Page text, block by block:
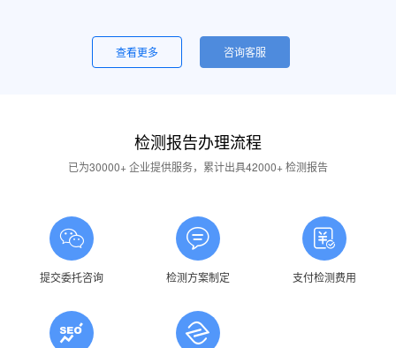
一般是润滑油质量问题，合格的润滑油使用中不应出现大量泡沫，
用户不应采用会产生泡沫的润滑油。还有一个可能的原因是混油可能
答：一般情况下油品发白是由于油箱进水后造成的，是乳化现象，
应避免水进入润滑油箱体或避免雨水进入已开封的油桶中。具体操作
润滑油的号数是什么意思？
答：根据ISO标准，工业润滑油按40℃ 温度条件下测定的粘度分
为若干个粘度等级，数据越大则粘度越高，因此润滑油的号数指其粘
润滑油粘度高是否说明润滑油质量好？
查看更多 咨询客服
检测报告办理流程
已为30000+ 企业提供服务，累计出具42000+ 检测报告
提交委托咨询 检测方案制定 支付检测费用